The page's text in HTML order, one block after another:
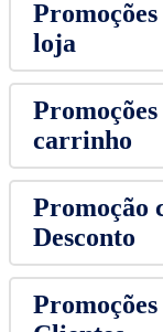
loja
carrinho
Promoção
Desconto